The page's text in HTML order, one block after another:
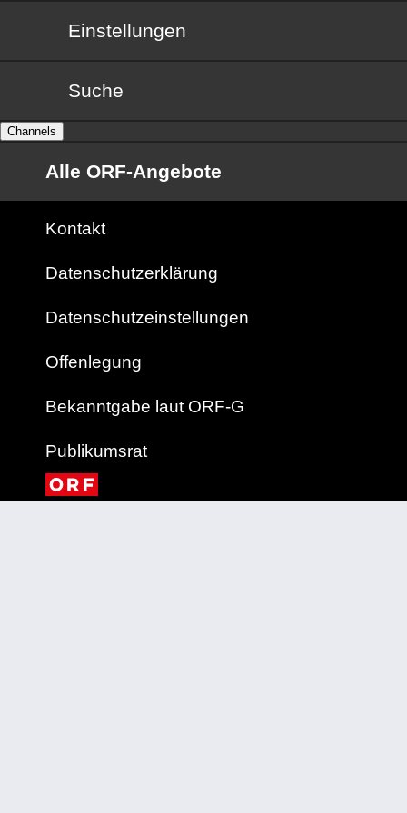
Einstellungen
Suche
Channels
Alle ORF-Angebote
Kontakt
Datenschutzerklärung
Datenschutzeinstellungen
Offenlegung
Bekanntgabe laut ORF-G
Publikumsrat